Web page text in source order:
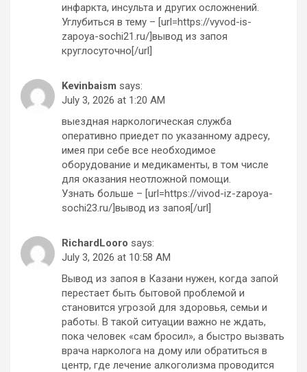
инфаркта, инсульта и других осложнений.
Углубиться в тему – [url=https://vyvod-is-
zapoya-sochi21.ru/]вывод из запоя
круглосуточно[/url]
Kevinbaism says:
July 3, 2026 at 1:20 AM
выездная наркологическая служба
оперативно приедет по указанному адресу,
имея при себе все необходимое
оборудование и медикаменты, в том числе
для оказания неотложной помощи.
Узнать больше – [url=https://vivod-iz-zapoya-
sochi23.ru/]вывод из запоя[/url]
RichardLooro says:
July 3, 2026 at 10:58 AM
Вывод из запоя в Казани нужен, когда запой
перестает быть бытовой проблемой и
становится угрозой для здоровья, семьи и
работы. В такой ситуации важно не ждать,
пока человек «сам бросил», а быстро вызвать
врача нарколога на дому или обратиться в
центр, где лечение алкоголизма проводится